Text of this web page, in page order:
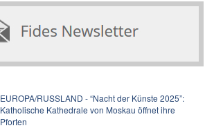
EUROPA/RUSSLAND - “Nacht der Künste 2025”:
Katholische Kathedrale von Moskau öffnet ihre
Pforten